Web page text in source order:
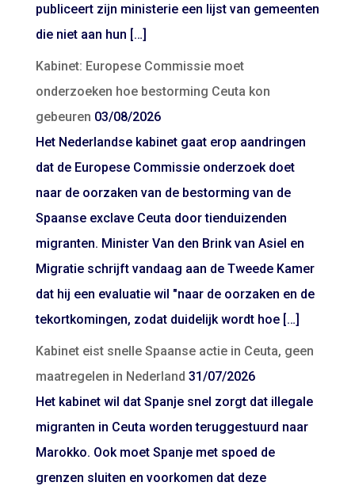
publiceert zijn ministerie een lijst van gemeenten
die niet aan hun […]
Kabinet: Europese Commissie moet
onderzoeken hoe bestorming Ceuta kon
gebeuren 03/08/2026
Het Nederlandse kabinet gaat erop aandringen
dat de Europese Commissie onderzoek doet
naar de oorzaken van de bestorming van de
Spaanse exclave Ceuta door tienduizenden
migranten. Minister Van den Brink van Asiel en
Migratie schrijft vandaag aan de Tweede Kamer
dat hij een evaluatie wil "naar de oorzaken en de
tekortkomingen, zodat duidelijk wordt hoe […]
Kabinet eist snelle Spaanse actie in Ceuta, geen
maatregelen in Nederland 31/07/2026
Het kabinet wil dat Spanje snel zorgt dat illegale
migranten in Ceuta worden teruggestuurd naar
Marokko. Ook moet Spanje met spoed de
grenzen sluiten en voorkomen dat deze